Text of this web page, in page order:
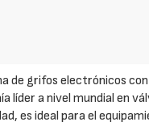
de grifos electrónicos
líder a nivel mundial en
es ideal para el